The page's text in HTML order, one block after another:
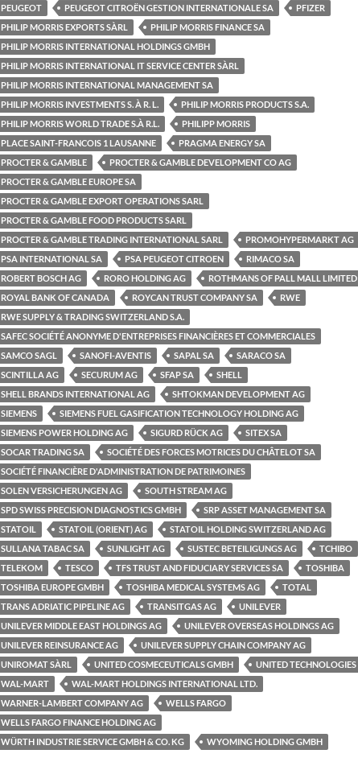
PEUGEOT
PEUGEOT CITROËN GESTION INTERNATIONALE SA
PFIZER
PHILIP MORRIS EXPORTS SÀRL
PHILIP MORRIS FINANCE SA
PHILIP MORRIS INTERNATIONAL HOLDINGS GMBH
PHILIP MORRIS INTERNATIONAL IT SERVICE CENTER SÀRL
PHILIP MORRIS INTERNATIONAL MANAGEMENT SA
PHILIP MORRIS INVESTMENTS S. À R. L.
PHILIP MORRIS PRODUCTS S.A.
PHILIP MORRIS WORLD TRADE S.À R.L.
PHILIPP MORRIS
PLACE SAINT-FRANCOIS 1 LAUSANNE
PRAGMA ENERGY SA
PROCTER & GAMBLE
PROCTER & GAMBLE DEVELOPMENT CO AG
PROCTER & GAMBLE EUROPE SA
PROCTER & GAMBLE EXPORT OPERATIONS SARL
PROCTER & GAMBLE FOOD PRODUCTS SARL
PROCTER & GAMBLE TRADING INTERNATIONAL SARL
PROMOHYPERMARKT AG
PSA INTERNATIONAL SA
PSA PEUGEOT CITROEN
RIMACO SA
ROBERT BOSCH AG
RORO HOLDING AG
ROTHMANS OF PALL MALL LIMITED
ROYAL BANK OF CANADA
ROYCAN TRUST COMPANY SA
RWE
RWE SUPPLY & TRADING SWITZERLAND S.A.
SAFEC SOCIÉTÉ ANONYME D'ENTREPRISES FINANCIÈRES ET COMMERCIALES
SAMCO SAGL
SANOFI-AVENTIS SAPAL SA
SARACO SA
SCINTILLA AG
SECURUM AG SFAP SA
SHELL
SHELL BRANDS INTERNATIONAL AG
SHTOKMAN DEVELOPMENT AG
SIEMENS
SIEMENS FUEL GASIFICATION TECHNOLOGY HOLDING AG
SIEMENS POWER HOLDING AG
SIGURD RÜCK AG
SITEX SA
SOCAR TRADING SA
SOCIÉTÉ DES FORCES MOTRICES DU CHÂTELOT SA
SOCIÉTÉ FINANCIÈRE D'ADMINISTRATION DE PATRIMOINES
SOLEN VERSICHERUNGEN AG
SOUTH STREAM AG
SPD SWISS PRECISION DIAGNOSTICS GMBH
SRP ASSET MANAGEMENT SA
STATOIL
STATOIL (ORIENT) AG
STATOIL HOLDING SWITZERLAND AG
SULLANA TABAC SA
SUNLIGHT AG SUSTEC BETEILIGUNGS AG
TCHIBO
TELEKOM
TESCO TFS TRUST AND FIDUCIARY SERVICES SA
TOSHIBA
TOSHIBA EUROPE GMBH
TOSHIBA MEDICAL SYSTEMS AG
TOTAL
TRANS ADRIATIC PIPELINE AG
TRANSITGAS AG
UNILEVER
UNILEVER MIDDLE EAST HOLDINGS AG
UNILEVER OVERSEAS HOLDINGS AG
UNILEVER REINSURANCE AG
UNILEVER SUPPLY CHAIN COMPANY AG
UNIROMAT SÀRL
UNITED COSMECEUTICALS GMBH
UNITED TECHNOLOGIES
WAL-MART
WAL-MART HOLDINGS INTERNATIONAL LTD.
WARNER-LAMBERT COMPANY AG
WELLS FARGO
WELLS FARGO FINANCE HOLDING AG
WÜRTH INDUSTRIE SERVICE GMBH & CO. KG
WYOMING HOLDING GMBH